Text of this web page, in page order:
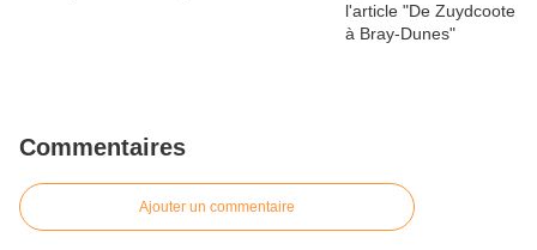
Commentaires
Ajouter un commentaire